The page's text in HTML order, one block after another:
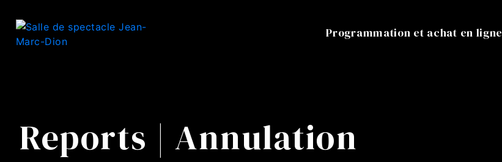
Programmation et achat en ligne
Reports | Annulation